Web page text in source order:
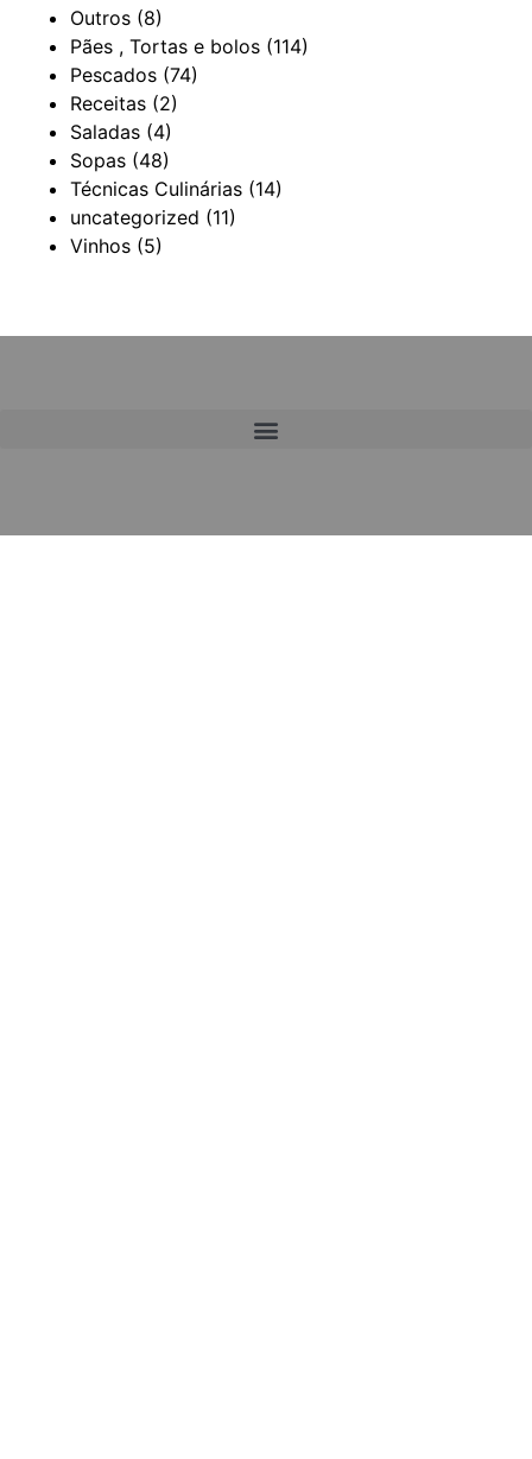
Outros (8)
Pães , Tortas e bolos (114)
Pescados (74)
Receitas (2)
Saladas (4)
Sopas (48)
Técnicas Culinárias (14)
uncategorized (11)
Vinhos (5)